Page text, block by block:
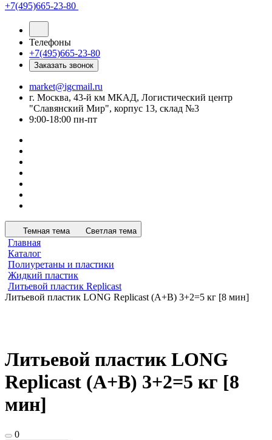
+7(495)665-23-80
Телефоны
+7(495)665-23-80
Заказать звонок
market@igcmail.ru
г. Москва, 43-й км МКАД, Логистический центр
"Славянский Мир", корпус 13, склад №3
9:00-18:00 пн-пт
Темная тема Светлая тема
Главная
Каталог
Полиуретаны и пластики
Жидкий пластик
Литьевой пластик Replicast
Литьевой пластик LONG Replicast (А+В) 3+2=5 кг [8 мин]
Литьевой пластик LONG
Replicast (А+В) 3+2=5 кг [8
мин]
0